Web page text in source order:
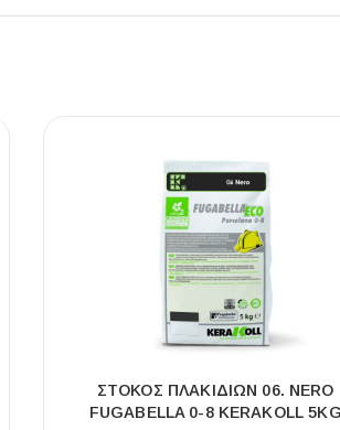
ΣΤΟΚΟΣ ΠΛΑΚΙΔΙΩΝ 06. NERO
FUGABELLA 0-8 KERAKOLL 5KG